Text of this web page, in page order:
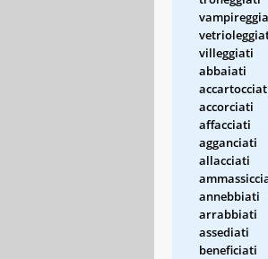
villeggiati
abbaiati
accorciati
affacciati
agganciati
allacciati
annebbiati
arrabbiati
assediati
beneficiati